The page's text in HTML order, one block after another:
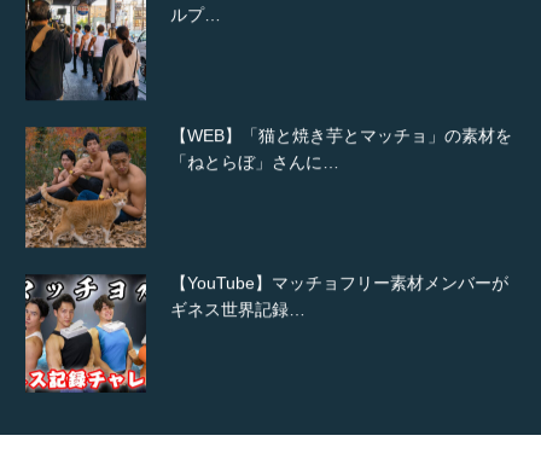
ルプ…
【WEB】「猫と焼き芋とマッチョ」の素材を
「ねとらぼ」さんに…
【YouTube】マッチョフリー素材メンバーが
ギネス世界記録…
【TV】TBS番組「ひるおび」にてマッスルプ